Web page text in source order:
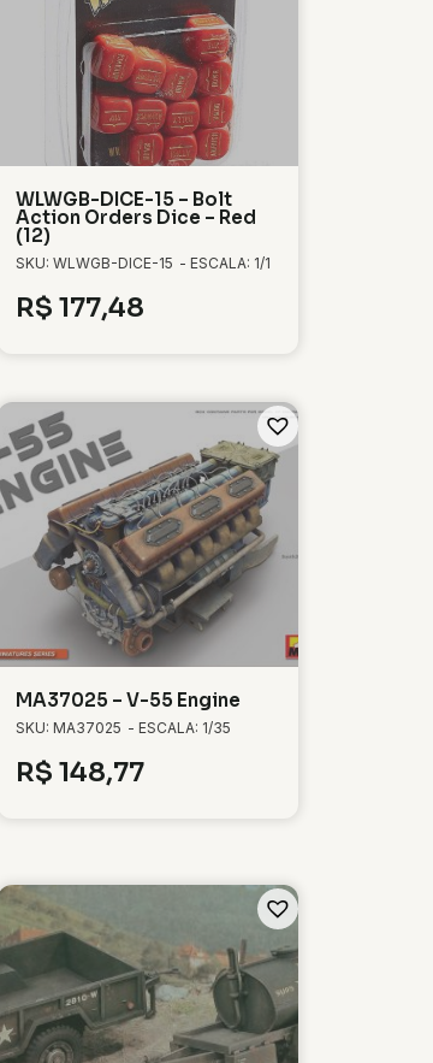
WLWGB-DICE-15 – Bolt
Action Orders Dice – Red
(12)
SKU: WLWGB-DICE-15 - ESCALA: 1/1
R$ 177,48
MA37025 – V-55 Engine
SKU: MA37025 - ESCALA: 1/35
R$ 148,77